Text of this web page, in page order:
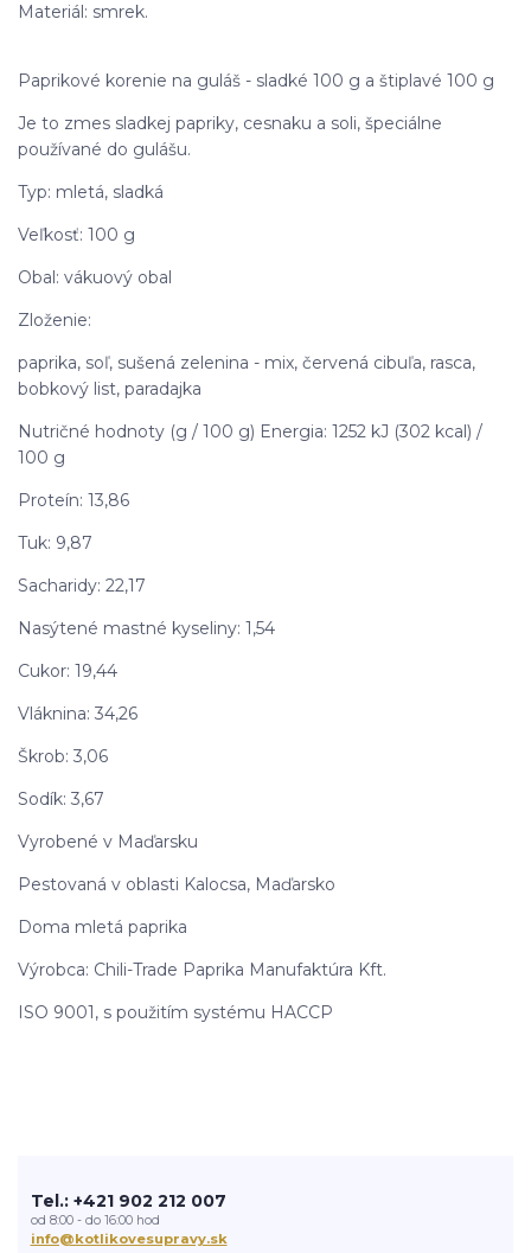
Materiál: smrek.
Paprikové korenie na guláš - sladké 100 g a štiplavé 100 g
Je to zmes sladkej papriky, cesnaku a soli, špeciálne
používané do gulášu.
Typ: mletá, sladká
Veľkosť: 100 g
Obal: vákuový obal
Zloženie:
paprika, soľ, sušená zelenina - mix, červená cibuľa, rasca,
bobkový list, paradajka
Nutričné hodnoty (g / 100 g) Energia: 1252 kJ (302 kcal) /
100 g
Proteín: 13,86
Tuk: 9,87
Sacharidy: 22,17
Nasýtené mastné kyseliny: 1,54
Cukor: 19,44
Vláknina: 34,26
Škrob: 3,06
Sodík: 3,67
Vyrobené v Maďarsku
Pestovaná v oblasti Kalocsa, Maďarsko
Doma mletá paprika
Výrobca: Chili-Trade Paprika Manufaktúra Kft.
ISO 9001, s použitím systému HACCP
Tel.: +421 902 212 007
od 8:00 - do 16:00 hod
info@kotlikovesupravy.sk